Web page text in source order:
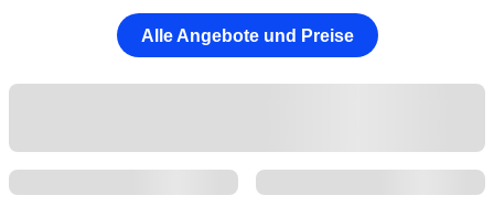
Alle Angebote und Preise